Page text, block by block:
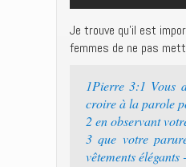
Je trouve qu’il est
femmes de ne pas
1Pierre 3:1 Vous
croire à la parole
2 en observant
3 que votre
vêtements élégants